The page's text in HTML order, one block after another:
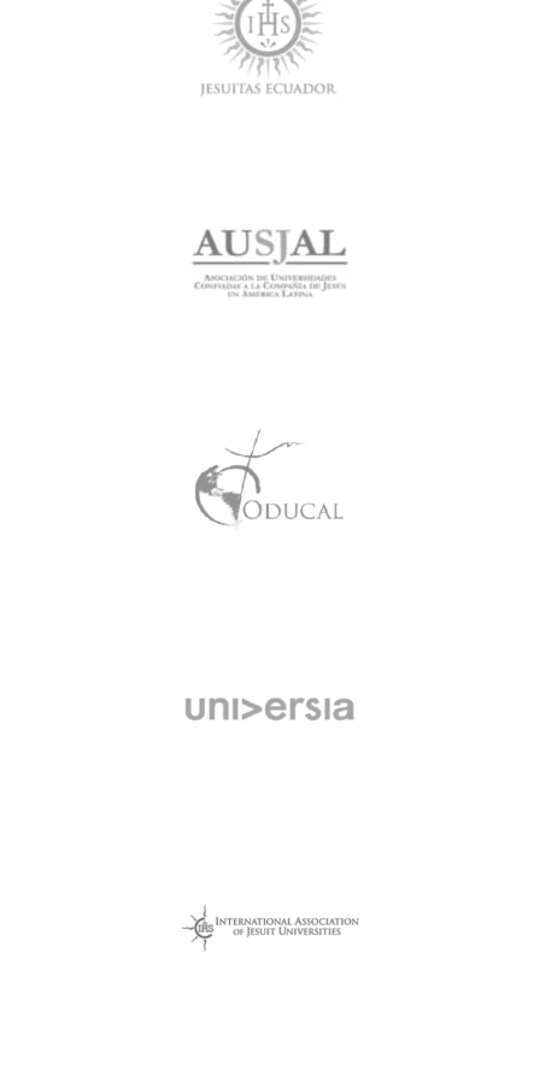
felicita el logro deportivo internacional de la estudiante
María Caridad Buenaño, en el Torneo Sudamericano de
Squash. María Caridad cursa el tercer semestre de la
Carrera de Derecho en la PUCE Sede Ambato y es una
eduardo.r.hidalgo.g@pucesa.edu.ec